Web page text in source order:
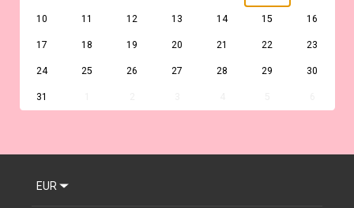
10 11 12 13 14 15 16
17 18 19 20 21 22 23
24 25 26 27 28 29 30
31
EUR